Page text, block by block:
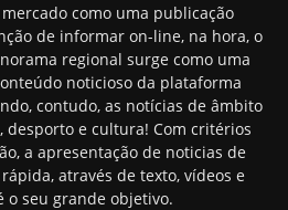
como uma publicação
de informar on-line, na hora, o
regional surge como uma
noticioso da plataforma
contudo, as notícias de âmbito
desporto e cultura! Com critérios
a apresentação de noticias de
através de texto, vídeos e
o seu grande objetivo.